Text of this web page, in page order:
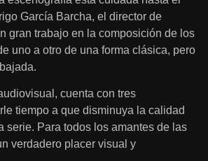
García Barcha, el director de
gran trabajo en la composición de los
uno a otro de una forma clásica, pero
cuenta con tres
tiempo a que disminuya la calidad
serie. Para todos los amantes de las
verdadero placer visual y